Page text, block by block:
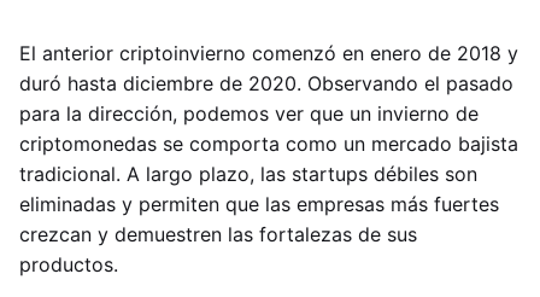
El anterior criptoinvierno comenzó en enero de 2018 y
duró hasta diciembre de 2020. Observando el pasado
para la dirección, podemos ver que un invierno de
criptomonedas se comporta como un mercado bajista
tradicional. A largo plazo, las startups débiles son
eliminadas y permiten que las empresas más fuertes
crezcan y demuestren las fortalezas de sus
productos.